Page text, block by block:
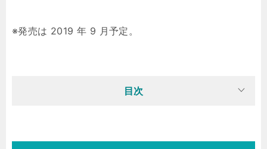
※発売は 2019 年 9 月予定。
目次